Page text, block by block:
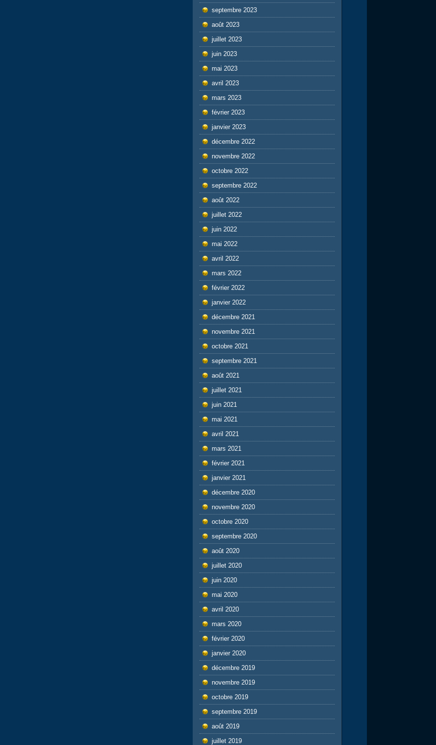
septembre 2023
août 2023
juillet 2023
juin 2023
mai 2023
avril 2023
mars 2023
février 2023
janvier 2023
décembre 2022
novembre 2022
octobre 2022
septembre 2022
août 2022
juillet 2022
juin 2022
mai 2022
avril 2022
mars 2022
février 2022
janvier 2022
décembre 2021
novembre 2021
octobre 2021
septembre 2021
août 2021
juillet 2021
juin 2021
mai 2021
avril 2021
mars 2021
février 2021
janvier 2021
décembre 2020
novembre 2020
octobre 2020
septembre 2020
août 2020
juillet 2020
juin 2020
mai 2020
avril 2020
mars 2020
février 2020
janvier 2020
décembre 2019
novembre 2019
octobre 2019
septembre 2019
août 2019
juillet 2019